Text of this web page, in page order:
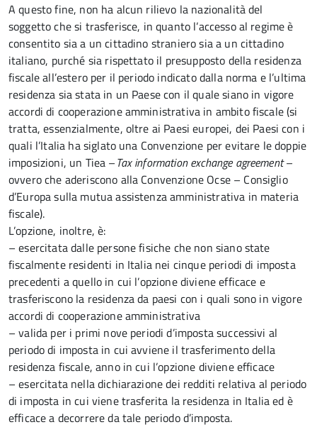
A questo fine, non ha alcun rilievo la nazionalità del
soggetto che si trasferisce, in quanto l’accesso al regime è
consentito sia a un cittadino straniero sia a un cittadino
italiano, purché sia rispettato il presupposto della residenza
fiscale all’estero per il periodo indicato dalla norma e l’ultima
residenza sia stata in un Paese con il quale siano in vigore
accordi di cooperazione amministrativa in ambito fiscale (si
tratta, essenzialmente, oltre ai Paesi europei, dei Paesi con i
quali l’Italia ha siglato una Convenzione per evitare le doppie
imposizioni, un Tiea –Tax information exchange agreement–
ovvero che aderiscono alla Convenzione Ocse – Consiglio
d’Europa sulla mutua assistenza amministrativa in materia
fiscale).
L’opzione, inoltre, è:
– esercitata dalle persone fisiche che non siano state
fiscalmente residenti in Italia nei cinque periodi di imposta
precedenti a quello in cui l’opzione diviene efficace e
trasferiscono la residenza da paesi con i quali sono in vigore
accordi di cooperazione amministrativa
– valida per i primi nove periodi d’imposta successivi al
periodo di imposta in cui avviene il trasferimento della
residenza fiscale, anno in cui l’opzione diviene efficace
– esercitata nella dichiarazione dei redditi relativa al periodo
di imposta in cui viene trasferita la residenza in Italia ed è
efficace a decorrere da tale periodo d’imposta.